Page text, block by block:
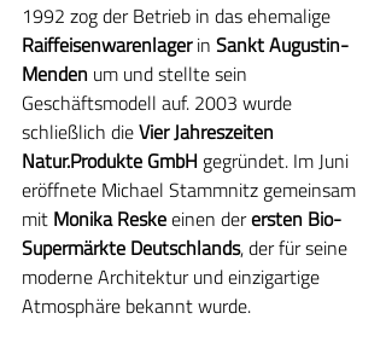
1992 zog der Betrieb in das ehemalige
Raiffeisenwarenlager in Sankt Augustin-
Menden um und stellte sein
Geschäftsmodell auf. 2003 wurde
schließlich die Vier Jahreszeiten
Natur.Produkte GmbH gegründet. Im Juni
eröffnete Michael Stammnitz gemeinsam
mit Monika Reske einen der ersten Bio-
Supermärkte Deutschlands, der für seine
moderne Architektur und einzigartige
Atmosphäre bekannt wurde.